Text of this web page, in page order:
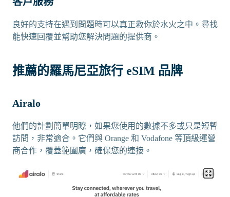
良好的支持在遇到問題時可以真正救你於水火之中。尋找
能快速回覆並幫助您解決問題的提供商。
推薦的羅馬尼亞旅行 eSIM 品牌
Airalo
他們的計劃簡單明瞭，如果您使用的數據不多或只是短暫
訪問，非常適合。它們與 Orange 和 Vodafone 等頂級運營
商合作，覆蓋範圍廣，確保您的連接。